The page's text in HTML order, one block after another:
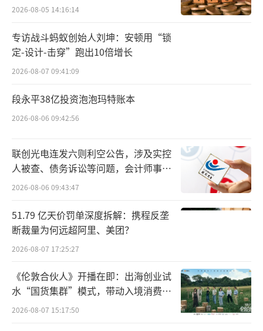
产品事业部总裁Omar Hajeri对外透露：“Col
获得高水平的成熟功效，此次收购将使欧莱雅
在护发和造型类别中站稳脚跟。”
在美妆资深评论人、美云空间电商创始人
白云虎看来，对于欧莱雅而言，多元化发展是
通过对Color Wow的收购，将会结合企业战略
定位和消费市场需求，采取相应的策略加强产
品和营销创新，从而最大化该品牌的品牌价
值，进一步推动自身业务的发展。
专业美发业务部门是欧莱雅集团四大核心
事业部之一。在过往财报中，欧莱雅多次提到
专业美发业务的增长。2024年财报数据显示，
欧莱雅专业美发产品部全年销售额实现5.3%的
增长，其中，卡诗品牌保持两位数增长。2025
2026-08-05 14:16:14
专访战斗蚂蚁创始人刘坤：安顿用“锁
定-设计-击穿”跑出10倍增长
2026-08-07 09:41:09
段永平38亿投资泡泡玛特账本
2026-08-06 09:42:56
联创光电连发六则利空公告，涉及实控
人被查、债务诉讼等问题，会计师事务
所曾出具“保留意见”
2026-08-06 09:43:47
51.79 亿天价罚单深度拆解：携程反垄
断裁量为何远超阿里、美团？
2026-08-07 17:25:27
《伦敦合伙人》开播在即：出海创业试
水“国货集群”模式，带动入境消费反
向种草
2026-08-07 15:17:50